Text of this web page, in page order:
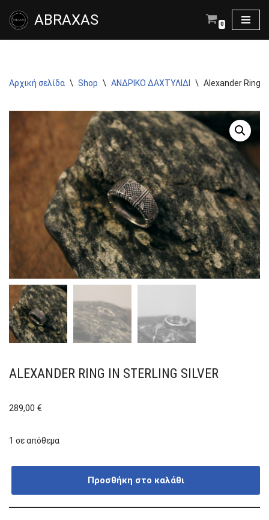
Μεταπηδήστε
ABRAXAS 0
Αρχική σελίδα \ Shop \ ΑΝΔΡΙΚΟ ΔΑΧΤΥΛΙΔΙ \ Alexander Ring
ALEXANDER RING IN STERLING SILVER
289,00 €
1 σε απόθεμα
Προσθήκη στο καλάθι